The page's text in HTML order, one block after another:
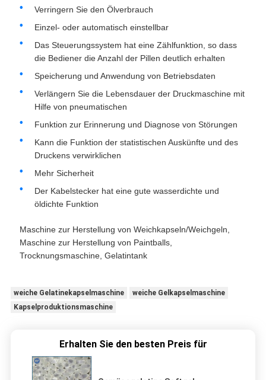
Verringern Sie den Ölverbrauch
Einzel- oder automatisch einstellbar
Das Steuerungssystem hat eine Zählfunktion, so dass
die Bediener die Anzahl der Pillen deutlich erhalten
Speicherung und Anwendung von Betriebsdaten
Verlängern Sie die Lebensdauer der Druckmaschine mit
Hilfe von pneumatischen
Funktion zur Erinnerung und Diagnose von Störungen
Kann die Funktion der statistischen Auskünfte und des
Druckens verwirklichen
Mehr Sicherheit
Der Kabelstecker hat eine gute wasserdichte und
öldichte Funktion
Maschine zur Herstellung von Weichkapseln/Weichgeln,
Maschine zur Herstellung von Paintballs,
Trocknungsmaschine, Gelatintank
weiche Gelatinekapselmaschine
weiche Gelkapselmaschine
Kapselproduktionsmaschine
Erhalten Sie den besten Preis für